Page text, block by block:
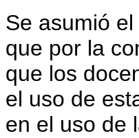
Se asumió
que por la
que los
el uso de
en el uso de